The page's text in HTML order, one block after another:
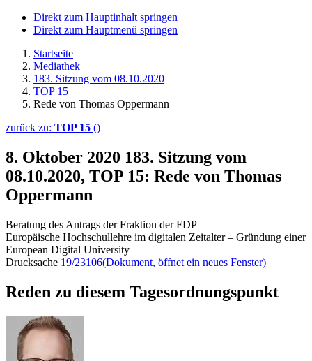
Direkt zum Hauptinhalt springen
Direkt zum Hauptmenü springen
Startseite
Mediathek
183. Sitzung vom 08.10.2020
TOP 15
Rede von Thomas Oppermann
zurück zu: TOP 15 ()
8. Oktober 2020 183. Sitzung vom
08.10.2020, TOP 15: Rede von Thomas
Oppermann
Beratung des Antrags der Fraktion der FDP
Europäische Hochschullehre im digitalen Zeitalter – Gründung einer
European Digital University
Drucksache 19/23106(Dokument, öffnet ein neues Fenster)
Reden zu diesem Tagesordnungspunkt